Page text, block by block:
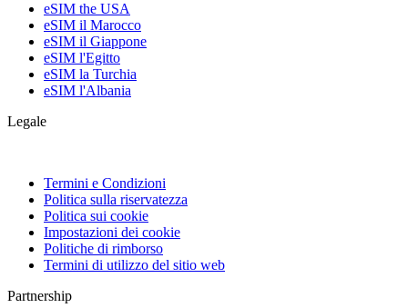
eSIM the USA
eSIM il Marocco
eSIM il Giappone
eSIM l'Egitto
eSIM la Turchia
eSIM l'Albania
Legale
Termini e Condizioni
Politica sulla riservatezza
Politica sui cookie
Impostazioni dei cookie
Politiche di rimborso
Termini di utilizzo del sitio web
Partnership